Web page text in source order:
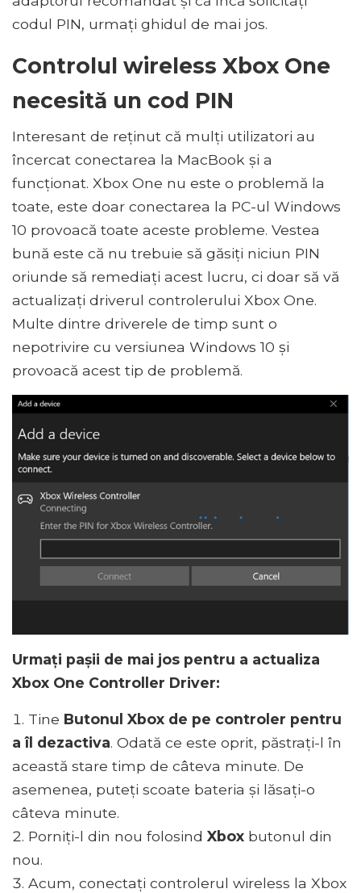
codul PIN, urmați ghidul de mai jos.
Controlul wireless Xbox One
necesită un cod PIN
Interesant de reținut că mulți utilizatori au
încercat conectarea la MacBook și a
funcționat. Xbox One nu este o problemă la
toate, este doar conectarea la PC-ul Windows
10 provoacă toate aceste probleme. Vestea
bună este că nu trebuie să găsiți niciun PIN
oriunde să remediați acest lucru, ci doar să vă
actualizați driverul controlerului Xbox One.
Multe dintre driverele de timp sunt o
nepotrivire cu versiunea Windows 10 și
provoacă acest tip de problemă.
Urmați pașii de mai jos pentru a actualiza
Xbox One Controller Driver:
Tine Butonul Xbox de pe controler pentru
a îl dezactiva. Odată ce este oprit, păstrați-l în
această stare timp de câteva minute. De
asemenea, puteți scoate bateria și lăsați-o
câteva minute.
Porniți-l din nou folosind Xbox butonul din
nou.
Acum, conectați controlerul wireless la Xbox